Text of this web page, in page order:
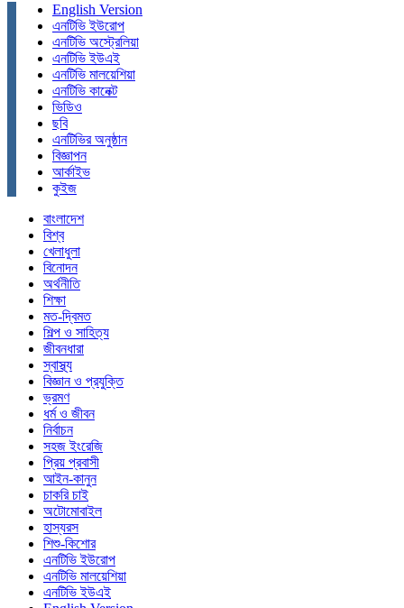
English Version
এনটিভি ইউরোপ
এনটিভি অস্ট্রেলিয়া
এনটিভি ইউএই
এনটিভি মালয়েশিয়া
এনটিভি কানেক্ট
ভিডিও
ছবি
এনটিভির অনুষ্ঠান
বিজ্ঞাপন
আর্কাইভ
কুইজ
বাংলাদেশ
বিশ্ব
খেলাধুলা
বিনোদন
অর্থনীতি
শিক্ষা
মত-দ্বিমত
শিল্প ও সাহিত্য
জীবনধারা
স্বাস্থ্য
বিজ্ঞান ও প্রযুক্তি
ভ্রমণ
ধর্ম ও জীবন
নির্বাচন
সহজ ইংরেজি
প্রিয় প্রবাসী
আইন-কানুন
চাকরি চাই
অটোমোবাইল
হাস্যরস
শিশু-কিশোর
এনটিভি ইউরোপ
এনটিভি মালয়েশিয়া
এনটিভি ইউএই